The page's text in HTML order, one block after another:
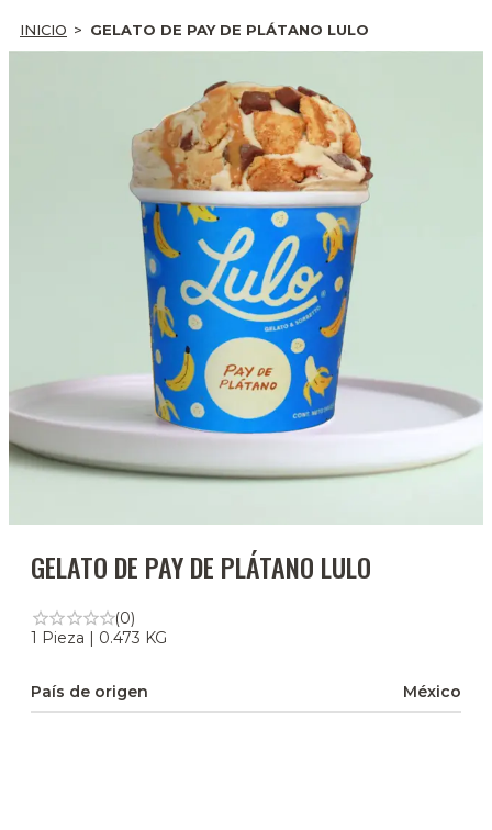
INICIO GELATO DE PAY DE PLÁTANO LULO
GELATO DE PAY DE PLÁTANO LULO
(0)
1 Pieza | 0.473 KG
País de origen México